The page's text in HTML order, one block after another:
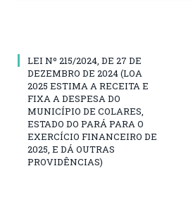
LEI Nº 215/2024, DE 27 DE
DEZEMBRO DE 2024 (LOA
2025 ESTIMA A RECEITA E
FIXA A DESPESA DO
MUNICÍPIO DE COLARES,
ESTADO DO PARÁ PARA O
EXERCÍCIO FINANCEIRO DE
2025, E DÁ OUTRAS
PROVIDÊNCIAS)